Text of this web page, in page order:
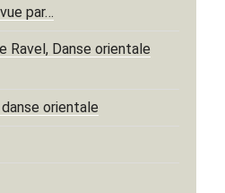
par…
Ravel, Danse orientale
orientale